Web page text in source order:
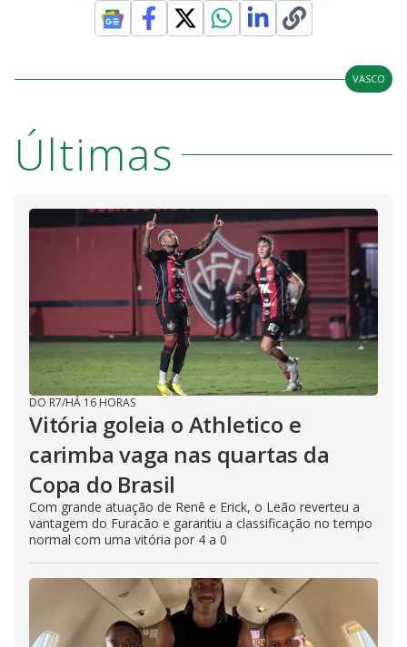
VASCO
Últimas
DO R7/HÁ 16 HORAS
Vitória goleia o Athletico e
carimba vaga nas quartas da
Copa do Brasil
Com grande atuação de Renê e Erick, o Leão reverteu a
vantagem do Furacão e garantiu a classificação no tempo
normal com uma vitória por 4 a 0